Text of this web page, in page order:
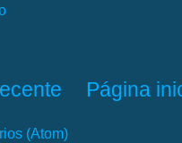
Página
(Atom)